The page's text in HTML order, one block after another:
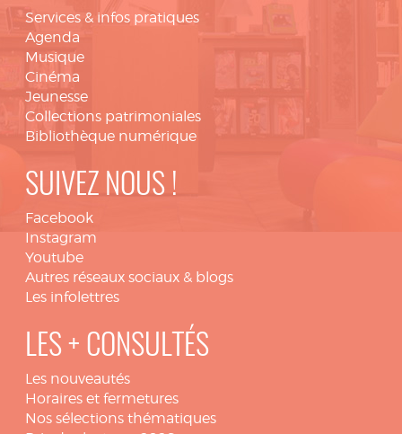
Services & infos pratiques
Agenda
Musique
Cinéma
Jeunesse
Collections patrimoniales
Bibliothèque numérique
SUIVEZ NOUS !
Facebook
Instagram
Youtube
Autres réseaux sociaux & blogs
Les infolettres
LES + CONSULTÉS
Les nouveautés
Horaires et fermetures
Nos sélections thématiques